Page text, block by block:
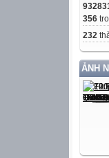
356
232
ẢNH